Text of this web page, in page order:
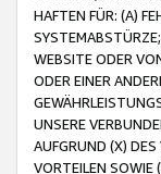
HAFTEN FÜR: (A)
WEBSITE ODER
ODER EINER
UNSERE
AUFGRUND (X)
VORTEILEN SOWIE